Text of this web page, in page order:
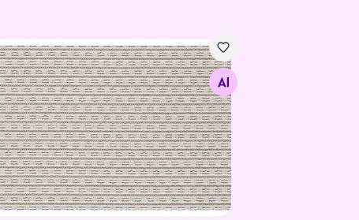
для комнаты и террасы Nature African Rhythm
Найдите похожие